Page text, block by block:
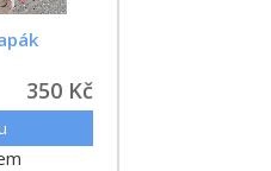
350 Kč